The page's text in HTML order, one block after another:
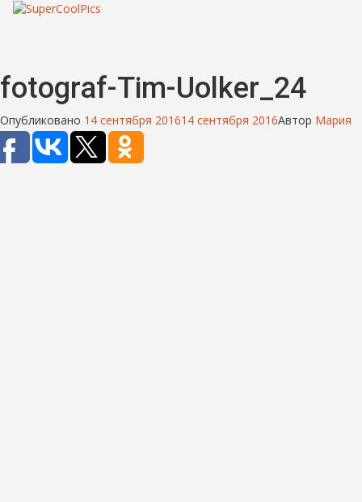
fotograf-Tim-Uolker_24
Опубликовано 14 сентября 201614 сентября 2016Автор Мария